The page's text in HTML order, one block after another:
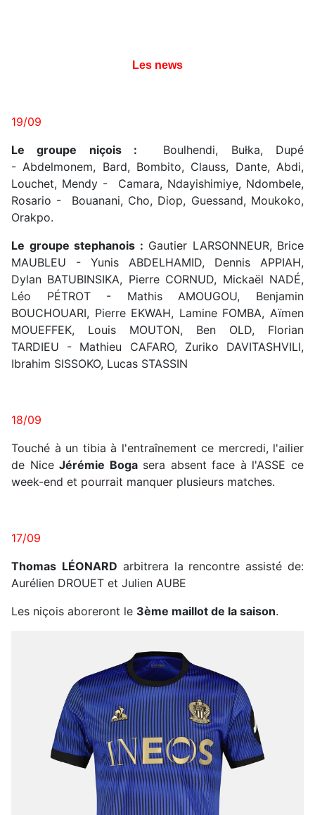
Les news
19/09
Le groupe niçois : Boulhendi, Bułka, Dupé
- Abdelmonem, Bard, Bombito, Clauss, Dante, Abdi,
Louchet, Mendy - Camara, Ndayishimiye, Ndombele,
Rosario - Bouanani, Cho, Diop, Guessand, Moukoko,
Orakpo.
Le groupe stephanois : Gautier LARSONNEUR, Brice
MAUBLEU - Yunis ABDELHAMID, Dennis APPIAH,
Dylan BATUBINSIKA, Pierre CORNUD, Mickaël NADÉ,
Léo PÉTROT - Mathis AMOUGOU, Benjamin
BOUCHOUARI, Pierre EKWAH, Lamine FOMBA, Aïmen
MOUEFFEK, Louis MOUTON, Ben OLD, Florian
TARDIEU - Mathieu CAFARO, Zuriko DAVITASHVILI,
Ibrahim SISSOKO, Lucas STASSIN
18/09
Touché à un tibia à l'entraînement ce mercredi, l'ailier
de NiceJérémie Bogasera absent face à l'ASSE ce
week-end et pourrait manquer plusieurs matches.
17/09
Thomas LÉONARD arbitrera la rencontre assisté de:
Aurélien DROUET et Julien AUBE
Les niçois aboreront le 3ème maillot de la saison.